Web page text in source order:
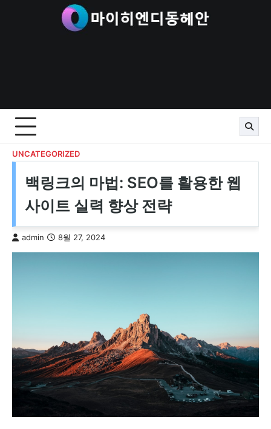
UNCATEGORIZED
백링크의 마법: SEO를 활용한 웹
사이트 실력 향상 전략
admin 8월 27, 2024